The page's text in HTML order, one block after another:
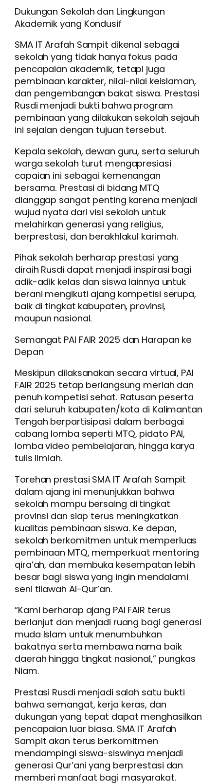
Dukungan Sekolah dan Lingkungan
Akademik yang Kondusif
SMA IT Arafah Sampit dikenal sebagai
sekolah yang tidak hanya fokus pada
pencapaian akademik, tetapi juga
pembinaan karakter, nilai-nilai keislaman,
dan pengembangan bakat siswa. Prestasi
Rusdi menjadi bukti bahwa program
pembinaan yang dilakukan sekolah sejauh
ini sejalan dengan tujuan tersebut.
Kepala sekolah, dewan guru, serta seluruh
warga sekolah turut mengapresiasi
capaian ini sebagai kemenangan
bersama. Prestasi di bidang MTQ
dianggap sangat penting karena menjadi
wujud nyata dari visi sekolah untuk
melahirkan generasi yang religius,
berprestasi, dan berakhlakul karimah.
Pihak sekolah berharap prestasi yang
diraih Rusdi dapat menjadi inspirasi bagi
adik-adik kelas dan siswa lainnya untuk
berani mengikuti ajang kompetisi serupa,
baik di tingkat kabupaten, provinsi,
maupun nasional.
Semangat PAI FAIR 2025 dan Harapan ke
Depan
Meskipun dilaksanakan secara virtual, PAI
FAIR 2025 tetap berlangsung meriah dan
penuh kompetisi sehat. Ratusan peserta
dari seluruh kabupaten/kota di Kalimantan
Tengah berpartisipasi dalam berbagai
cabang lomba seperti MTQ, pidato PAI,
lomba video pembelajaran, hingga karya
tulis ilmiah.
Torehan prestasi SMA IT Arafah Sampit
dalam ajang ini menunjukkan bahwa
sekolah mampu bersaing di tingkat
provinsi dan siap terus meningkatkan
kualitas pembinaan siswa. Ke depan,
sekolah berkomitmen untuk memperluas
pembinaan MTQ, memperkuat mentoring
qira’ah, dan membuka kesempatan lebih
besar bagi siswa yang ingin mendalami
seni tilawah Al-Qur’an.
“Kami berharap ajang PAI FAIR terus
berlanjut dan menjadi ruang bagi generasi
muda Islam untuk menumbuhkan
bakatnya serta membawa nama baik
daerah hingga tingkat nasional,” pungkas
Niam.
Prestasi Rusdi menjadi salah satu bukti
bahwa semangat, kerja keras, dan
dukungan yang tepat dapat menghasilkan
pencapaian luar biasa. SMA IT Arafah
Sampit akan terus berkomitmen
mendampingi siswa-siswinya menjadi
generasi Qur’ani yang berprestasi dan
memberi manfaat bagi masyarakat.